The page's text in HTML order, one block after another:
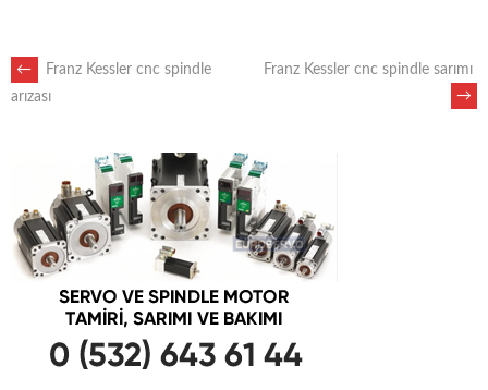
POST
NAVIGATION
←
Franz Kessler cnc spindle
arızası
Franz Kessler cnc spindle sarımı
→